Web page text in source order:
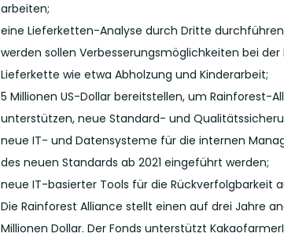
arbeiten;
eine Lieferketten-Analyse durch Dritte
werden sollen Verbesserungsmöglichkeiten bei
Lieferkette wie etwa Abholzung und Kinderarbeit;
5 Millionen US-Dollar bereitstellen, um Rainforest-
unterstützen, neue Standard- und
neue IT- und Datensysteme für die internen
des neuen Standards ab 2021 eingeführt werden;
neue IT-basierter Tools für die Rückverfolgbarkeit
Die Rainforest Alliance stellt einen auf drei Jahre
Millionen Dollar. Der Fonds unterstützt